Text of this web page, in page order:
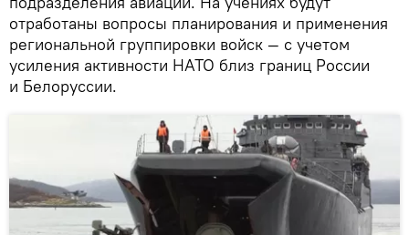
отработаны вопросы планирования и применения
региональной группировки войск — с учетом
усиления активности НАТО близ границ России
и Белоруссии.